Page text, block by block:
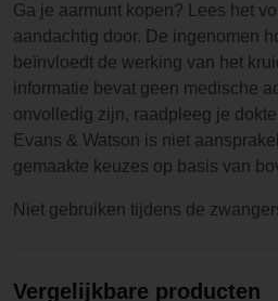
Ga je aarmunt kopen? Lees het
aandachtig door. De ingenomen
beïnvloedt de werking van het
informatie bevat geen medische
onvolledig zijn, raadpleeg je
Evans & Watson is niet
gemaakte keuzes op basis van
Niet gebruiken tijdens de
Vergelijkbare producten